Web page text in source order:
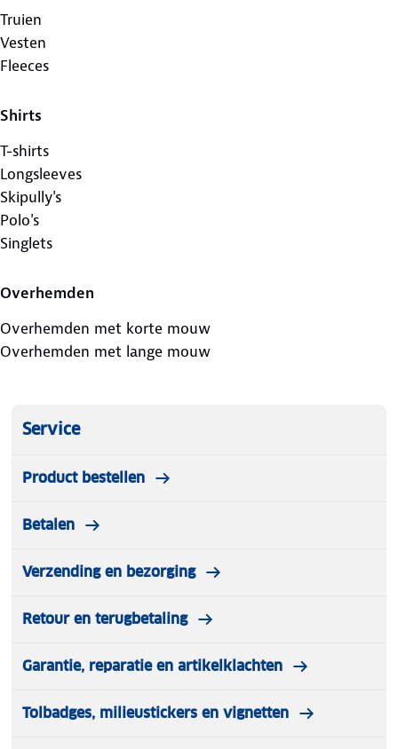
Truien
Vesten
Fleeces
Shirts
T-shirts
Longsleeves
Skipully's
Polo's
Singlets
Overhemden
Overhemden met korte mouw
Overhemden met lange mouw
Service
Product bestellen
Betalen
Verzending en bezorging
Retour en terugbetaling
Garantie, reparatie en artikelklachten
Tolbadges, milieustickers en vignetten